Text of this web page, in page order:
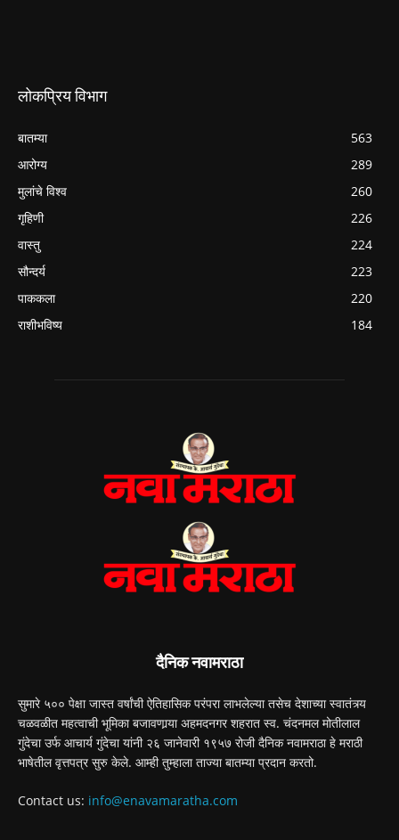
लोकप्रिय विभाग
बातम्या
563
आरोग्य
289
मुलांचे विश्व
260
गृहिणी
226
वास्तु
224
सौन्दर्य
223
पाककला
220
राशीभविष्य
184
दैनिक नवामराठा
सुमारे ५०० पेक्षा जास्त वर्षांची ऐतिहासिक परंपरा लाभलेल्या तसेच देशाच्या स्वातंत्र्य
चळवळीत महत्वाची भूमिका बजावणार्‍या अहमदनगर शहरात स्व. चंदनमल मोतीलाल
गुंदेचा उर्फ आचार्य गुंदेचा यांनी २६ जानेवारी १९५७ रोजी दैनिक नवामराठा हे मराठी
भाषेतील वृत्तपत्र सुरु केले. आम्ही तुम्हाला ताज्या बातम्या प्रदान करतो.
Contact us: info@enavamaratha.com